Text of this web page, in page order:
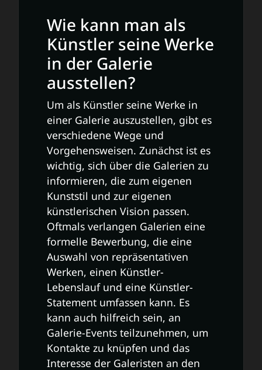
Wie kann man als
Künstler seine Werke
in der Galerie
ausstellen?
Um als Künstler seine Werke in
einer Galerie auszustellen, gibt es
verschiedene Wege und
Vorgehensweisen. Zunächst ist es
wichtig, sich über die Galerien zu
informieren, die zum eigenen
Kunststil und zur eigenen
künstlerischen Vision passen.
Oftmals verlangen Galerien eine
formelle Bewerbung, die eine
Auswahl von repräsentativen
Werken, einen Künstler-
Lebenslauf und eine Künstler-
Statement umfassen kann. Es
kann auch hilfreich sein, an
Galerie-Events teilzunehmen, um
Kontakte zu knüpfen und das
Interesse der Galeristen an den